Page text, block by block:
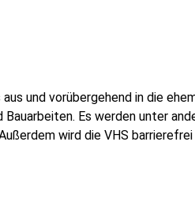
und vorübergehend in die
Es werden unter
wird die VHS